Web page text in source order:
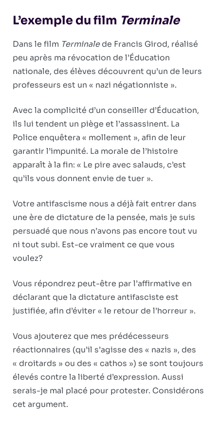
L’exemple du film Terminale
Dans le film Terminalede Francis Girod, réalisé
peu après ma révocation de l’Éducation
nationale, des élèves découvrent qu’un de leurs
professeurs est un « nazi négationniste ».
Avec la complicité d’un conseiller d’Éducation,
ils lui tendent un piège et l’assassinent. La
Police enquêtera « molle­ment », afin de leur
garantir l’impunité. La morale de l’histoire
apparaît à la fin: « Le pire avec salauds, c’est
qu’ils vous donnent envie de tuer ».
Votre antifascisme nous a déjà fait entrer dans
une ère de dictature de la pensée, mais je suis
persuadé que nous n’avons pas encore tout vu
ni tout subi. Est-ce vraiment ce que vous
voulez?
Vous répondrez peut-être par l’affirmative en
déclarant que la dictature antifasciste est
justifiée, afin d’éviter « le retour de l’horreur ».
Vous ajouterez que mes prédécesseurs
réactionnaires (qu’il s’agisse des « nazis », des
« droitards » ou des « cathos ») se sont toujours
élevés contre la liberté d’expression. Aussi
serais-je mal placé pour protester. Considérons
cet argument.